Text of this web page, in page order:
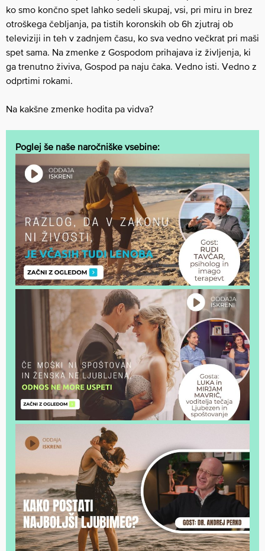
ko smo končno spet lahko sedeli skupaj, vsi, pri miru in brez
otroškega čebljanja, pa tistih koronskih ob 6h zjutraj ob
televiziji in teh v zadnjem času, ko sva vedno večkrat pri maši
spet sama. Na zmenke z Gospodom prihajava iz življenja, ki
ga trenutno živiva, Gospod pa naju čaka. Vedno isti. Vedno z
odprtimi rokami.
Na kakšne zmenke hodita pa vidva?
Poglej še naše naročniške vsebine: